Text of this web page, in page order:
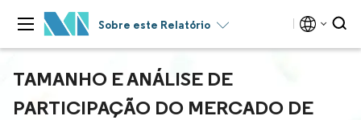
Sobre este Relatório
TAMANHO E ANÁLISE DE
PARTICIPAÇÃO DO MERCADO DE